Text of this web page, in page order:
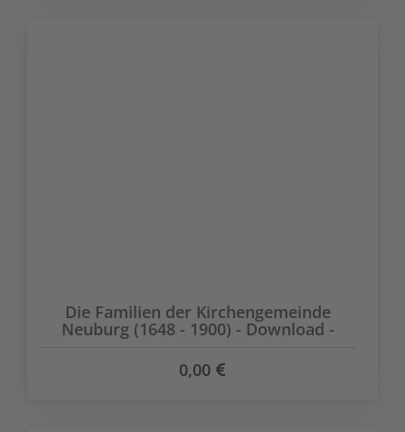
Die Familien der Kirchengemeinde
Neuburg (1648 - 1900) - Download -
0,00